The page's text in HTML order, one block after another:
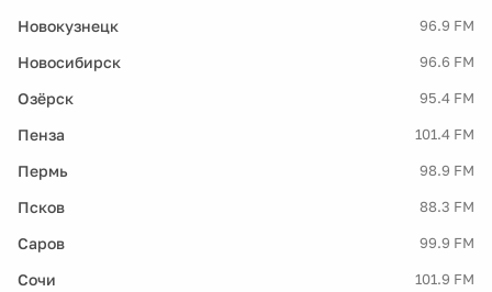
Новокузнецк 96.9 FM
Новосибирск 96.6 FM
Озёрск 95.4 FM
Пенза 101.4 FM
Пермь 98.9 FM
Псков 88.3 FM
Саров 99.9 FM
Сочи 101.9 FM